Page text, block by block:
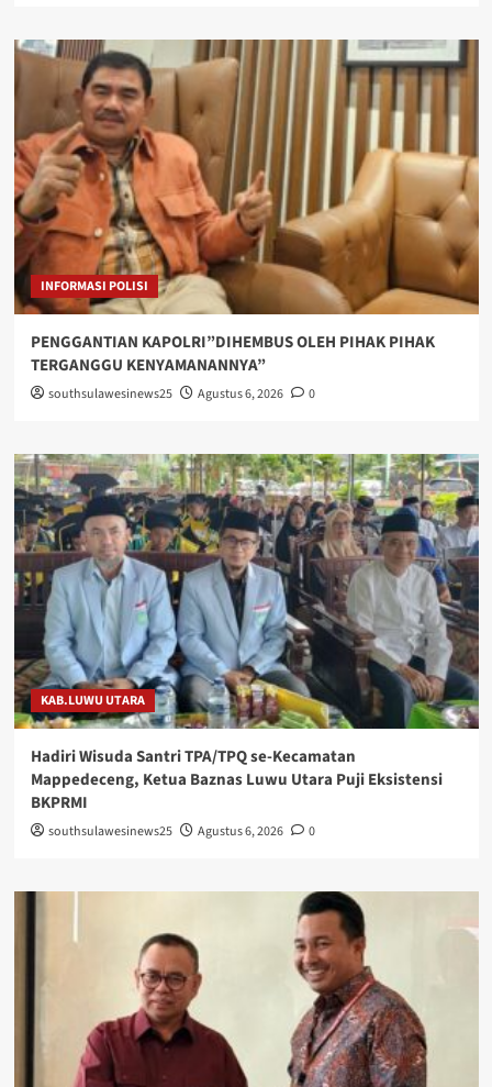
INFORMASI POLISI
PENGGANTIAN KAPOLRI”DIHEMBUS OLEH PIHAK PIHAK
TERGANGGU KENYAMANANNYA”
southsulawesinews25 Agustus 6, 2026 0
KAB.LUWU UTARA
Hadiri Wisuda Santri TPA/TPQ se-Kecamatan
Mappedeceng, Ketua Baznas Luwu Utara Puji Eksistensi
BKPRMI
southsulawesinews25 Agustus 6, 2026 0